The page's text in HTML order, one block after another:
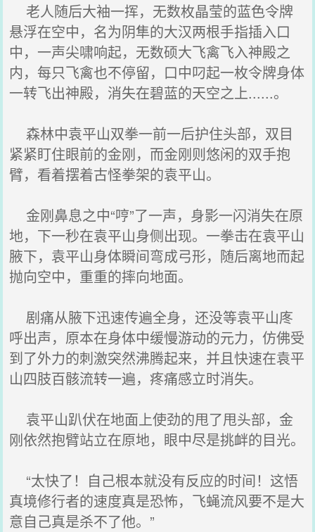
老人随后大袖一挥，无数枚晶莹的蓝色令牌
悬浮在空中，名为阴隼的大汉两根手指插入口
中，一声尖啸响起，无数硕大飞禽飞入神殿之
内，每只飞禽也不停留，口中叼起一枚令牌身体
一转飞出神殿，消失在碧蓝的天空之上......。
森林中袁平山双拳一前一后护住头部，双目
紧紧盯住眼前的金刚，而金刚则悠闲的双手抱
臂，看着摆着古怪拳架的袁平山。
金刚鼻息之中“哼”了一声，身影一闪消失在原
地，下一秒在袁平山身侧出现。一拳击在袁平山
腋下，袁平山身体瞬间弯成弓形，随后离地而起
抛向空中，重重的摔向地面。
剧痛从腋下迅速传遍全身，还没等袁平山庝
呼出声，原本在身体中缓慢游动的元力，仿佛受
到了外力的刺激突然沸腾起来，并且快速在袁平
山四肢百骸流转一遍，疼痛感立时消失。
袁平山趴伏在地面上使劲的甩了甩头部，金
刚依然抱臂站立在原地，眼中尽是挑衅的目光。
“太快了！自己根本就没有反应的时间！这悟
真境修行者的速度真是恐怖，飞蝇流风要不是大
意自己真是杀不了他。”